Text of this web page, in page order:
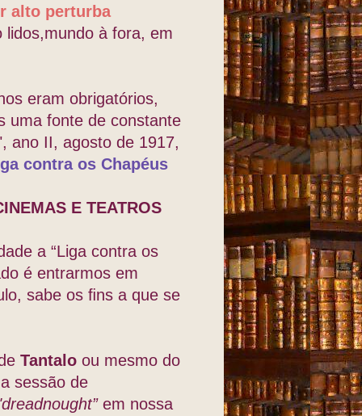
alto perturba
à fora, em
eram obrigatórios,
uma fonte de constante
ano II, agosto de 1917,
contra os Chapéus
E TEATROS
a “Liga contra os
é entrarmos em
sabe os ﬁns a que se
Tantalo ou mesmo do
sessão de
em nossa